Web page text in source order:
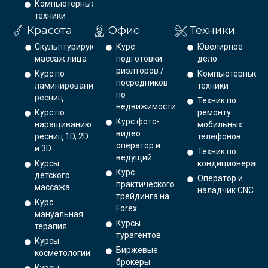
Компьютерные
техники
Красота
Скульптурирующий
массаж лица
Курс по
ламинированию
ресниц
Курс по
наращиванию
ресниц 1D, 2D
и 3D
Курсы
детского
массажа
Курс
мануальная
терапия
Курсы
косметологии
Офис
Курс
подготовки
риэлторов /
посредников
по
недвижимости
Курс фото-
видео
оператор и
ведущий
Курс
практического
трейдинга на
Forex
Курсы
турагентов
Биржевые
брокеры
Техники
Ювелирное
дело
Компьютерные
техники
Техник по
ремонту
мобильных
телефонов
Техник по
кондиционерам
Оператор и
наладчик CNC